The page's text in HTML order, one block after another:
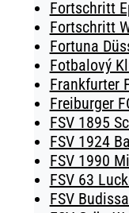
Fortschritt
Fortschritt
Fortuna
Fotbalový
Frankfurter
Freiburger
FSV 1895
FSV 1924
FSV 1990
FSV 63
FSV